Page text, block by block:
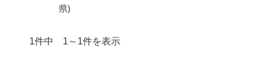
県)
1件中 1～1件を表示